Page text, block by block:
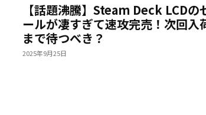
【話題沸騰】Steam Deck LCDの
ールが凄すぎて速攻完売！次回入
まで待つべき？
2025年9月25日